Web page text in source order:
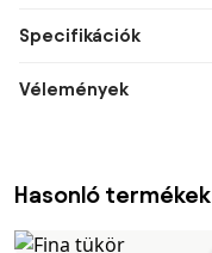
Specifikációk
Vélemények
Hasonló termékek